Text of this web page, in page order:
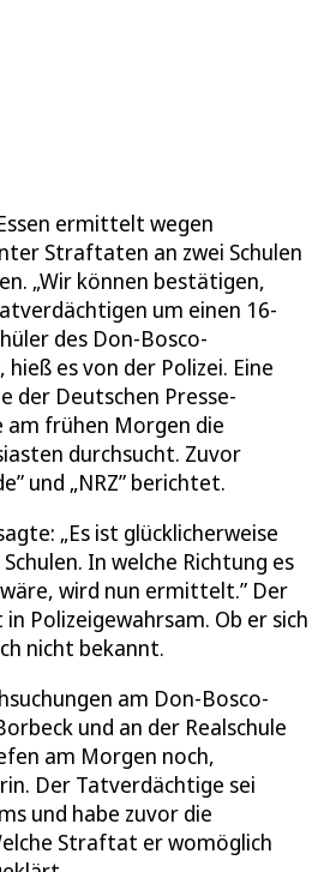
ermittelt wegen
Straftaten an zwei Schulen
„Wir können bestätigen,
um einen 16-
des Don-Bosco-
es von der Polizei. Eine
der Deutschen Presse-
am frühen Morgen die
durchsucht. Zuvor
und „NRZ” berichtet.
„Es ist glücklicherweise
In welche Richtung es
wird nun ermittelt.” Der
Polizeigewahrsam. Ob er sich
nicht bekannt.
am Don-Bosco-
und an der Realschule
am Morgen noch,
Der Tatverdächtige sei
und habe zuvor die
Straftat er womöglich